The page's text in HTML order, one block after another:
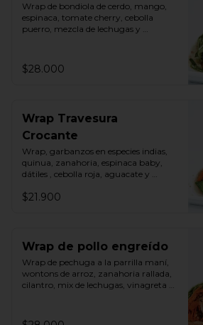
Wrap de bondiola de cerdo, mango,
espinaca, tomate cherry, cebolla
puerro, mezcla de lechugas y
$28.000
Wrap Travesura
Crocante
Wrap, garbanzos en especies indias,
quinua, zanahoria, espinaca baby,
dátiles , cebolla roja, aguacate y
$21.900
Wrap de pollo engreído
Wrap de pechuga a la parrilla maní,
wontons de arroz, zanahoria rallada,
cilantro, mix de lechugas, vinagreta